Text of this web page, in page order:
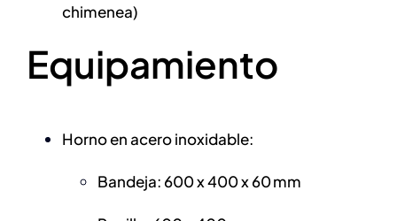
chimenea)
Equipamiento
Horno en acero inoxidable:
Bandeja: 600 x 400 x 60 mm